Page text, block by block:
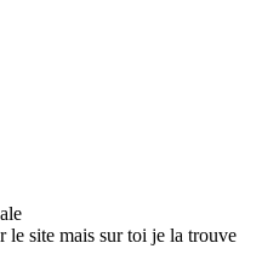
le site mais sur toi je la trouve